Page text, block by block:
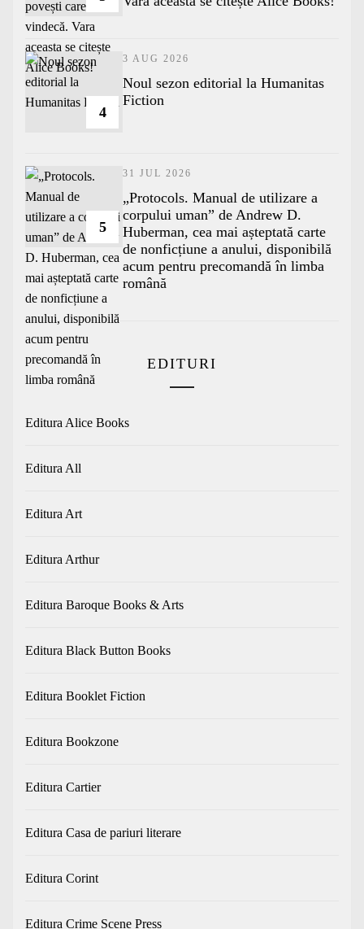
4
3 AUG 2026
​Noul sezon editorial la Humanitas
Fiction
5
31 JUL 2026
„Protocols. Manual de utilizare a
corpului uman” de Andrew D.
Huberman, cea mai așteptată carte
de nonficțiune a anului, disponibilă
acum pentru precomandă în limba
română
EDITURI
Editura Alice Books
Editura All
Editura Art
Editura Arthur
Editura Baroque Books & Arts
Editura Black Button Books
Editura Booklet Fiction
Editura Bookzone
Editura Cartier
Editura Casa de pariuri literare
Editura Corint
Editura Crime Scene Press